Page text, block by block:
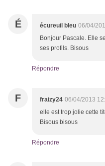
É écureuil bleu 06/04/
Bonjour Pascale. Elle
ses profils. Bisous
Répondre
F fraizy24 06/04/2013
elle est trop jolie cette
Bisous bisous
Répondre